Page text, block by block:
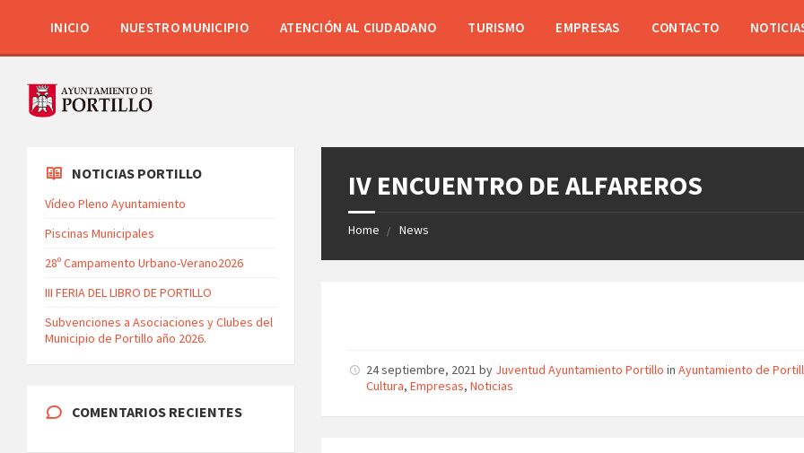
INICIO NUESTRO MUNICIPIO ATENCIÓN AL CIUDADANO TURISMO EMPRESAS CONTACTO
IV ENCUENTRO DE ALFAREROS
Home News
24 septiembre, 2021by Juventud Ayuntamiento Portillo inAyuntamiento de
Cultura,Empresas,Noticias
NOTICIAS PORTILLO
Vídeo Pleno Ayuntamiento
Piscinas Municipales
28º Campamento Urbano-Verano2026
III FERIA DEL LIBRO DE PORTILLO
Subvenciones a Asociaciones y Clubes del
Municipio de Portillo año 2026.
COMENTARIOS RECIENTES